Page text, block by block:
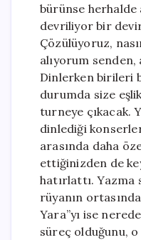
bürünse herhalde
devriliyor bir
Çözülüyoruz,
alıyorum senden,
Dinlerken birileri
durumda size
turneye çıkacak.
dinlediği
arasında daha
ettiğinizden de
hatırlattı.
rüyanın
Yara”yı ise
süreç olduğunu,